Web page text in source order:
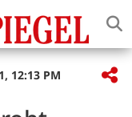
12:13 PM